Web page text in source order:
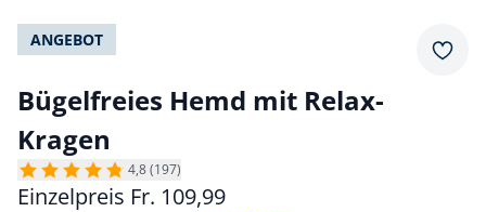
ANGEBOT
Bügelfreies Hemd mit Relax-
Kragen
4,8 (197)
Einzelpreis Fr. 109,99